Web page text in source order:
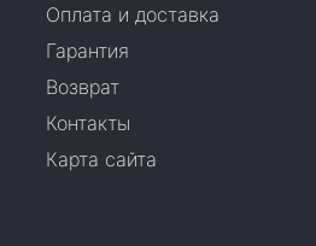
Оплата и доставка
Гарантия
Возврат
Контакты
Карта сайта